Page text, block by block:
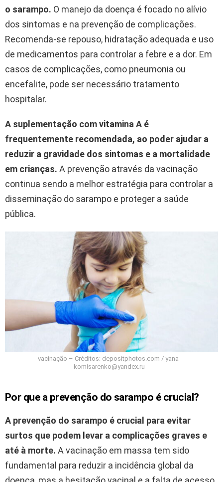
o sarampo. O manejo da doença é focado no alívio
dos sintomas e na prevenção de complicações.
Recomenda-se repouso, hidratação adequada e uso
de medicamentos para controlar a febre e a dor. Em
casos de complicações, como pneumonia ou
encefalite, pode ser necessário tratamento
hospitalar.
A suplementação com vitamina A é
frequentemente recomendada, ao poder ajudar a
reduzir a gravidade dos sintomas e a mortalidade
em crianças. A prevenção através da vacinação
continua sendo a melhor estratégia para controlar a
disseminação do sarampo e proteger a saúde
pública.
vacinação – Créditos: depositphotos.com / yana-
komisarenko@yandex.ru
Por que a prevenção do sarampo é crucial?
A prevenção do sarampo é crucial para evitar
surtos que podem levar a complicações graves e
até à morte. A vacinação em massa tem sido
fundamental para reduzir a incidência global da